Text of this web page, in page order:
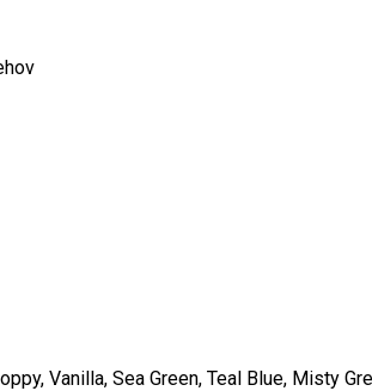
Vanilla, Sea Green, Teal Blue, Misty